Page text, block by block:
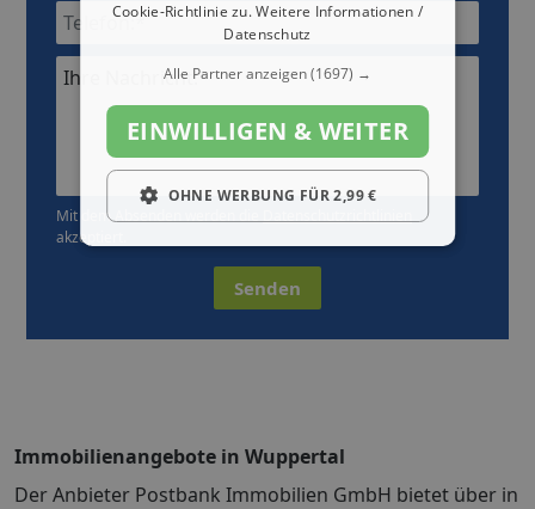
Ihre Nachricht:*
Mit dem Absenden werden die
akzeptiert.
Senden
Immobilienangebote in Wuppertal
Der Anbieter Postbank Immobilien GmbH bietet über in
Cookie-Richtlinie zu.Weitere Informationen /
Datenschutz
Alle Partner anzeigen(1697) →
EINWILLIGEN & WEITER
OHNE WERBUNG FÜR 2,99 €